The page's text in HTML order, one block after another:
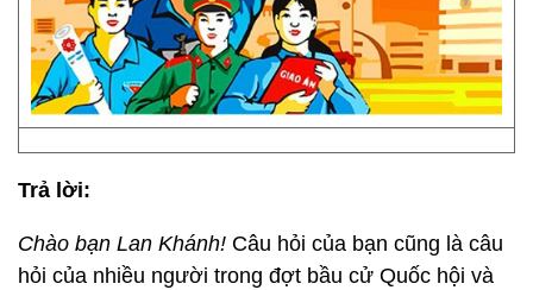
Trả lời:
Chào bạn Lan Khánh! Câu hỏi của bạn cũng là câu
hỏi của nhiều người trong đợt bầu cử Quốc hội và